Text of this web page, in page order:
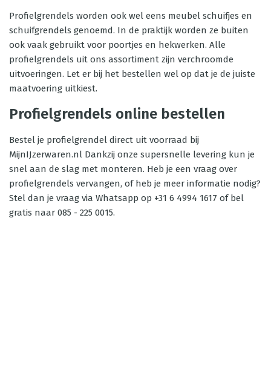
Profielgrendels worden ook wel eens meubel schuifjes en
schuifgrendels genoemd. In de praktijk worden ze buiten
ook vaak gebruikt voor poortjes en hekwerken. Alle
profielgrendels uit ons assortiment zijn verchroomde
uitvoeringen. Let er bij het bestellen wel op dat je de juiste
maatvoering uitkiest.
Profielgrendels online bestellen
Bestel je profielgrendel direct uit voorraad bij
MijnIJzerwaren.nl Dankzij onze supersnelle levering kun je
snel aan de slag met monteren. Heb je een vraag over
profielgrendels vervangen, of heb je meer informatie nodig?
Stel dan je vraag via Whatsapp op +31 6 4994 1617 of bel
gratis naar 085 - 225 0015.